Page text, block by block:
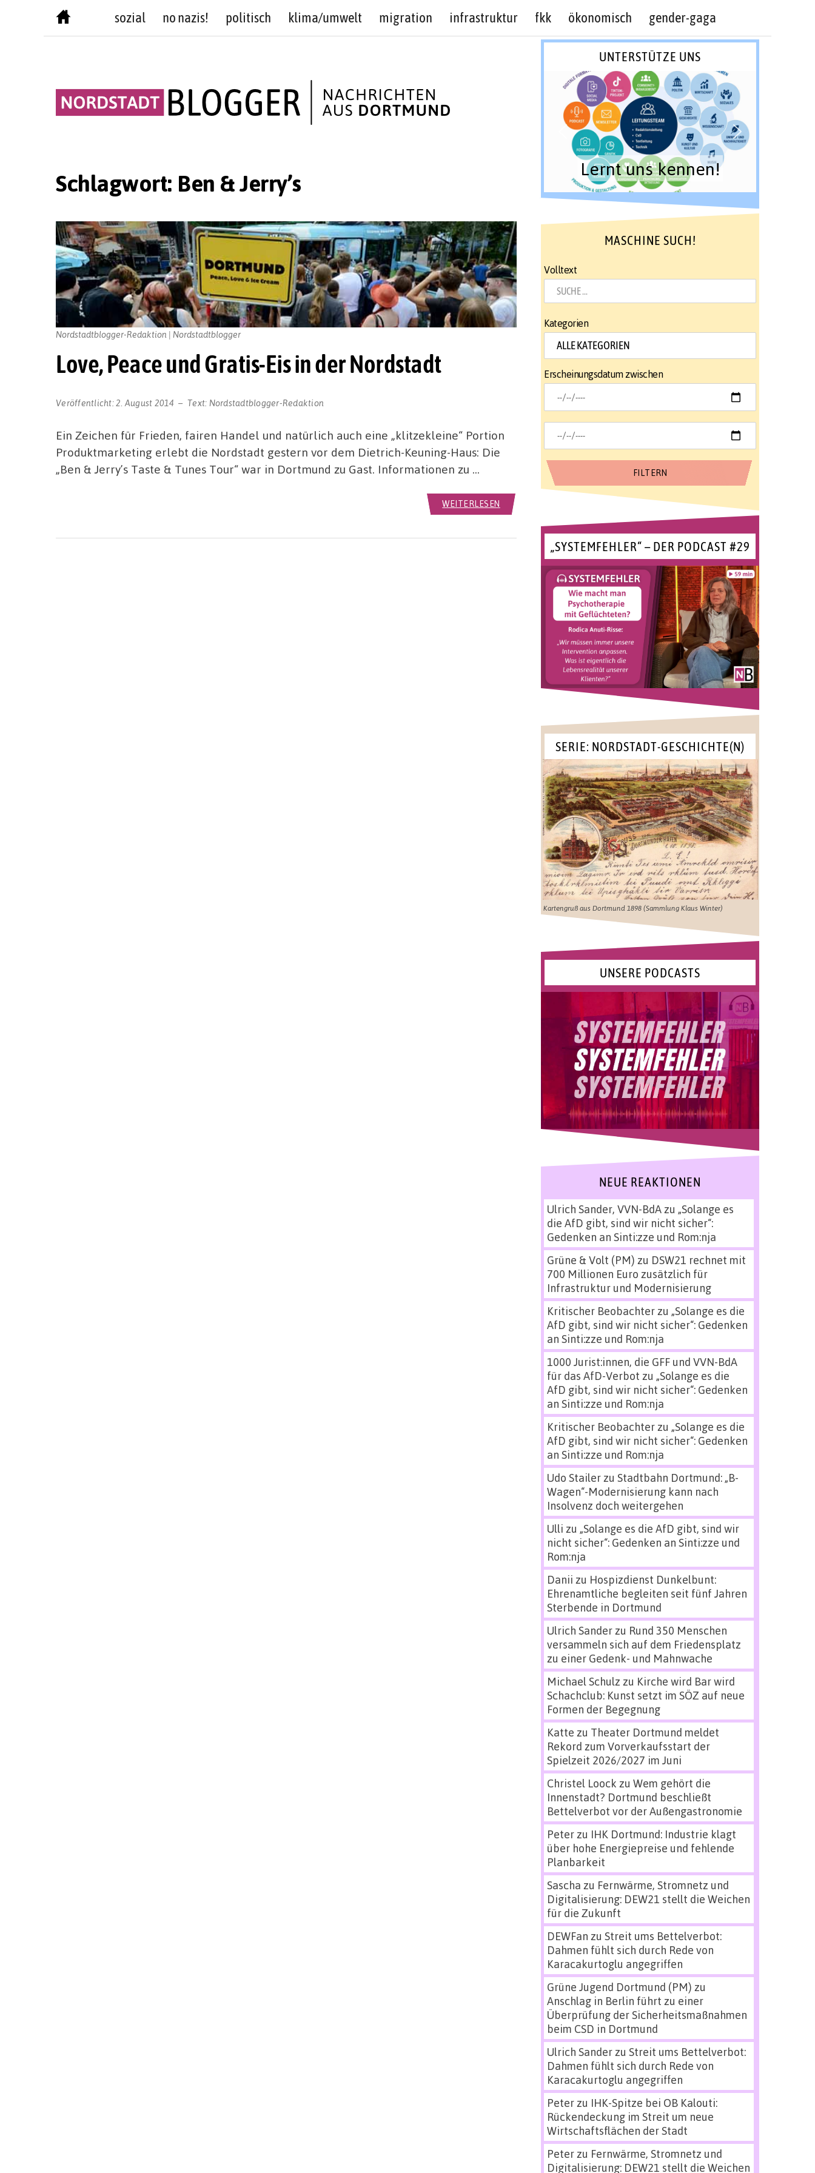
sozial no nazis! politisch klima/umwelt migration infrastruktur fkk ökonomisch gender-gaga
Schlagwort: Ben & Jerry’s
Love, Peace und Gratis-Eis in der Nordstadt
Veröffentlicht:2. August 2014 Text: Nordstadtblogger-Redaktion
Nordstadtblogger-Redaktion | Nordstadtblogger
Ein Zeichen für Frieden, fairen Handel und natürlich auch eine „klitzekleine“ Portion
Produktmarketing erlebt die Nordstadt gestern vor dem Dietrich-Keuning-Haus: Die
„Ben & Jerry’s Taste & Tunes Tour“ war in Dortmund zu Gast. Informationen zu …
WEITERLESEN
UNTERSTÜTZE UNS
Lernt uns kennen!
MASCHINE SUCH!
Volltext
Kategorien
Erscheinungsdatum zwischen
„SYSTEMFEHLER“ – DER PODCAST #29
SERIE: NORDSTADT-GESCHICHTE(N)
Kartengruß aus Dortmund 1898 (Sammlung Klaus Winter)
UNSERE PODCASTS
NEUE REAKTIONEN
Ulrich Sander, VVN-BdAzu „Solange es
die AfD gibt, sind wir nicht sicher“:
Gedenken an Sinti:zze und Rom:nja
Grüne & Volt (PM) zu DSW21 rechnet mit
700 Millionen Euro zusätzlich für
Infrastruktur und Modernisierung
Kritischer Beobachterzu „Solange es die
AfD gibt, sind wir nicht sicher“: Gedenken
an Sinti:zze und Rom:nja
1000 Jurist:innen, die GFF und VVN-BdA
für das AfD-Verbot zu „Solange es die
AfD gibt, sind wir nicht sicher“: Gedenken
an Sinti:zze und Rom:nja
Kritischer Beobachterzu „Solange es die
AfD gibt, sind wir nicht sicher“: Gedenken
an Sinti:zze und Rom:nja
Udo Stailerzu Stadtbahn Dortmund: „B-
Wagen“-Modernisierung kann nach
Insolvenz doch weitergehen
Ulli zu „Solange es die AfD gibt, sind wir
nicht sicher“: Gedenken an Sinti:zze und
Rom:nja
Danii zu Hospizdienst Dunkelbunt:
Ehrenamtliche begleiten seit fünf Jahren
Sterbende in Dortmund
Ulrich Sanderzu Rund 350 Menschen
versammeln sich auf dem Friedensplatz
zu einer Gedenk- und Mahnwache
Michael Schulz zu Kirche wird Bar wird
Schachclub: Kunst setzt im SÖZ auf neue
Formen der Begegnung
Katte zu Theater Dortmund meldet
Rekord zum Vorverkaufsstart der
Spielzeit 2026/2027 im Juni
Christel Loock zu Wem gehört die
Innenstadt? Dortmund beschließt
Bettelverbot vor der Außengastronomie
Peterzu IHK Dortmund: Industrie klagt
über hohe Energiepreise und fehlende
Planbarkeit
Sascha zu Fernwärme, Stromnetz und
Digitalisierung: DEW21 stellt die Weichen
für die Zukunft
DEWFan zu Streit ums Bettelverbot:
Dahmen fühlt sich durch Rede von
Karacakurtoglu angegriffen
Grüne Jugend Dortmund (PM) zu
Anschlag in Berlin führt zu einer
Überprüfung der Sicherheitsmaßnahmen
beim CSD in Dortmund
Ulrich Sanderzu Streit ums Bettelverbot:
Dahmen fühlt sich durch Rede von
Karacakurtoglu angegriffen
Peterzu IHK-Spitze bei OB Kalouti:
Rückendeckung im Streit um neue
Wirtschaftsflächen der Stadt
Peterzu Fernwärme, Stromnetz und
Digitalisierung: DEW21 stellt die Weichen